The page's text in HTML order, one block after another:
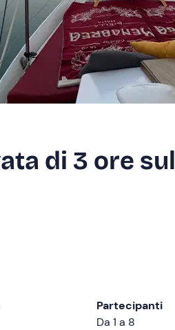
di 3 ore sul
Partecipanti
Da 1 a 8